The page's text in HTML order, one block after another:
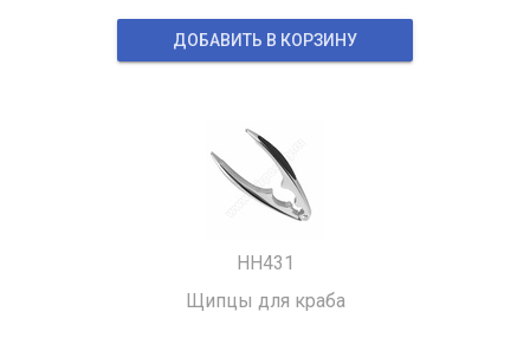
ДОБАВИТЬ В КОРЗИНУ
HH431
Щипцы для краба